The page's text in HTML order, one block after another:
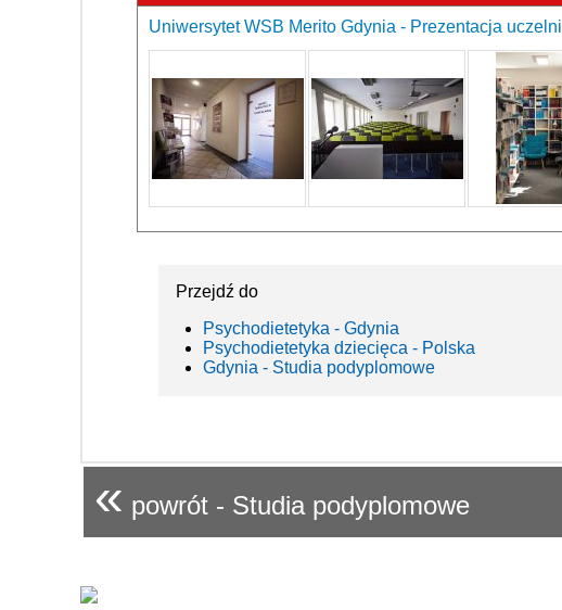
Uniwersytet WSB Merito Gdynia - Prezentacja uczelni
Przejdź do
Psychodietetyka - Gdynia
Psychodietetyka dziecięca - Polska
Gdynia - Studia podyplomowe
« powrót - Studia podyplomowe